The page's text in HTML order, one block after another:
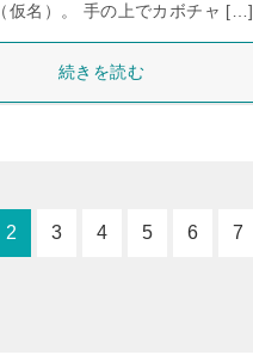
（仮名）。 手の上でカボチャ […]
続きを読む
2 3 4 5 6 7